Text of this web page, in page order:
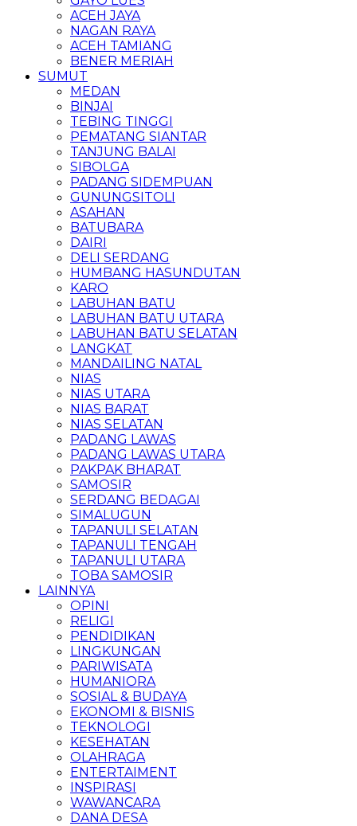
ACEH JAYA
NAGAN RAYA
ACEH TAMIANG
BENER MERIAH
SUMUT
MEDAN
BINJAI
TEBING TINGGI
PEMATANG SIANTAR
TANJUNG BALAI
SIBOLGA
PADANG SIDEMPUAN
GUNUNGSITOLI
ASAHAN
BATUBARA
DAIRI
DELI SERDANG
HUMBANG HASUNDUTAN
KARO
LABUHAN BATU
LABUHAN BATU UTARA
LABUHAN BATU SELATAN
LANGKAT
MANDAILING NATAL
NIAS
NIAS UTARA
NIAS BARAT
NIAS SELATAN
PADANG LAWAS
PADANG LAWAS UTARA
PAKPAK BHARAT
SAMOSIR
SERDANG BEDAGAI
SIMALUGUN
TAPANULI SELATAN
TAPANULI TENGAH
TAPANULI UTARA
TOBA SAMOSIR
LAINNYA
OPINI
RELIGI
PENDIDIKAN
LINGKUNGAN
PARIWISATA
HUMANIORA
SOSIAL & BUDAYA
EKONOMI & BISNIS
TEKNOLOGI
KESEHATAN
OLAHRAGA
ENTERTAIMENT
INSPIRASI
WAWANCARA
DANA DESA